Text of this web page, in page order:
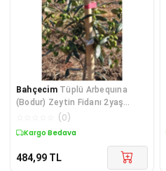
Bahçecim Tüplü Arbequına
(Bodur) Zeytin Fidanı 2yaş
(Evde Saksıda Yetiştirilmeye
(0)
Kargo Bedava
484,99 TL